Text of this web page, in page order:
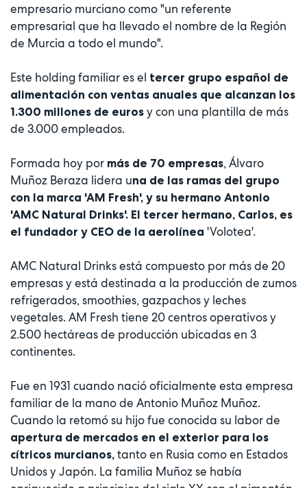
empresario murciano como "un referente
empresarial que ha llevado el nombre de la Región
de Murcia a todo el mundo".
Este holding familiar es el tercer grupo español de
alimentación con ventas anuales que alcanzan los
1.300 millones de euros y con una plantilla de más
de 3.000 empleados.
Formada hoy por más de 70 empresas, Álvaro
Muñoz Beraza lidera una de las ramas del grupo
con la marca 'AM Fresh', y su hermano Antonio
'AMC Natural Drinks'. El tercer hermano, Carlos, es
el fundador y CEO de la aerolínea 'Volotea'.
AMC Natural Drinks está compuesto por más de 20
empresas y está destinada a la producción de zumos
refrigerados, smoothies, gazpachos y leches
vegetales. AM Fresh tiene 20 centros operativos y
2.500 hectáreas de producción ubicadas en 3
continentes.
Fue en 1931 cuando nació oficialmente esta empresa
familiar de la mano de Antonio Muñoz Muñoz.
Cuando la retomó su hijo fue conocida su labor de
apertura de mercados en el exterior para los
cítricos murcianos, tanto en Rusia como en Estados
Unidos y Japón. La familia Muñoz se había